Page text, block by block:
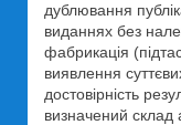
дублювання
виданнях без
фабрикація
виявлення
достовірність
визначений